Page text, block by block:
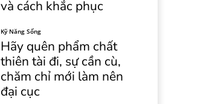
và cách khắc phục
Kỹ Năng Sống
Hãy quên phẩm chất
thiên tài đi, sự cần cù,
chăm chỉ mới làm nên
đại cục